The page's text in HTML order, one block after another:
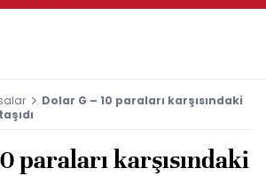
Dolar G – 10 paraları karşısındaki
paraları karşısındaki